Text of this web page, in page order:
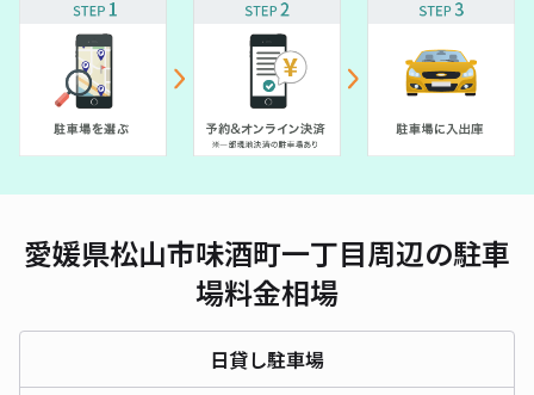
愛媛県松山市味酒町一丁目周辺の駐車
場料金相場
日貸し駐車場